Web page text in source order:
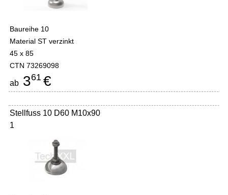
Baureihe 10
Material ST verzinkt
45 x 85
CTN 73269098
ab 361 €
Stellfuss 10 D60 M10x90
1